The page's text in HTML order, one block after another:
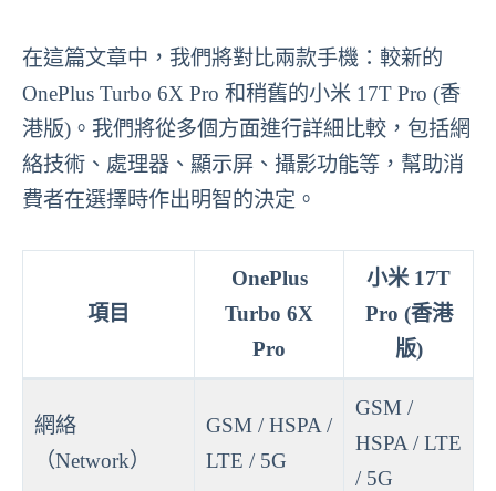
在這篇文章中，我們將對比兩款手機：較新的
OnePlus Turbo 6X Pro 和稍舊的小米 17T Pro (香
港版)。我們將從多個方面進行詳細比較，包括網
絡技術、處理器、顯示屏、攝影功能等，幫助消
費者在選擇時作出明智的決定。
項目
OnePlus
Turbo 6X
Pro
小米 17T
Pro (香港
版)
網絡
（Network）
GSM / HSPA /
LTE / 5G
GSM /
HSPA / LTE
/ 5G